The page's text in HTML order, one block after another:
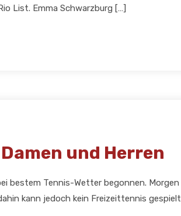
List. Emma Schwarzburg […]
und Herren
bestem Tennis-Wetter begonnen. Morgen
kann jedoch kein Freizeittennis gespielt